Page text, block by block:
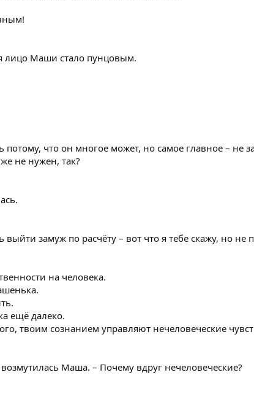
лицо Маши стало пунцовым.
что он многое может, но самое главное – не
не нужен, так?
выйти замуж по расчёту – вот что я тебе скажу, но не
на человека.
ещё далеко.
твоим сознанием управляют нечеловеческие
Маша. – Почему вдруг нечеловеческие?